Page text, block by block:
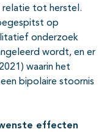
relatie tot herstel.
op
onderzoek
wordt, en er
waarin het
bipolaire stoornis
effecten